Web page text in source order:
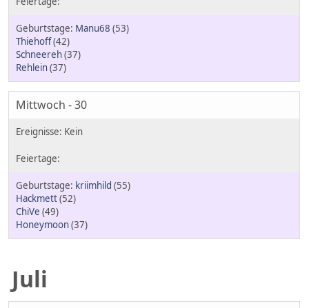
Manu68 (53)
Thiehoff(42)
Schneereh(37)
Rehlein(37)
Mittwoch - 30
kriimhild (55)
Hackmett(52)
ChiVe (49)
Honeymoon(37)
Juli